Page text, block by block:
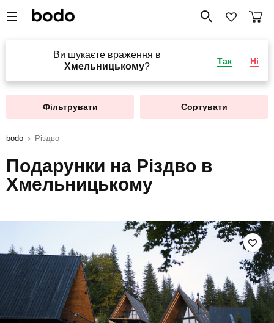
Ви шукаєте враження в
Хмельницькому?
Так Ні
Фільтрувати Сортувати
bodo Різдво
Подарунки на Різдво в
Хмельницькому